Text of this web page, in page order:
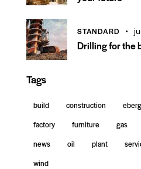
STANDARD
Drilling for the
Tags
build construction
factory
furniture gas
news
oil plant
wind